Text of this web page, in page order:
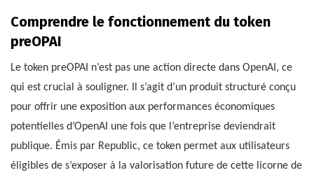
Comprendre le fonctionnement du token
preOPAI
Le token preOPAI n’est pas une action directe dans OpenAI, ce
qui est crucial à souligner. Il s’agit d’un produit structuré conçu
pour offrir une exposition aux performances économiques
potentielles d’OpenAI une fois que l’entreprise deviendrait
publique. Émis par Republic, ce token permet aux utilisateurs
éligibles de s’exposer à la valorisation future de cette licorne de